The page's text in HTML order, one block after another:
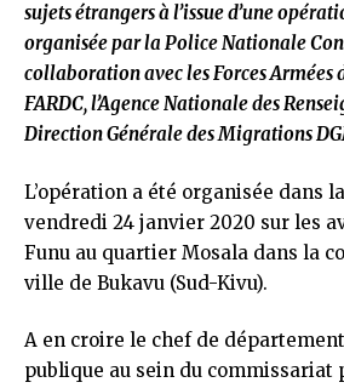
sujets étrangers à l’issue d’une
organisée par la Police Nationale
collaboration avec les Forces Armées
FARDC, l’Agence Nationale des
Direction Générale des Migrations
L’opération a été organisée dans
vendredi 24 janvier 2020 sur les
Funu au quartier Mosala dans la
ville de Bukavu (Sud-Kivu).
A en croire le chef de
publique au sein du commissariat